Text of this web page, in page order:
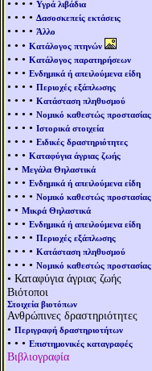
• • • • Υγρά λιβάδια
• • • • Δασοσκεπείς εκτάσεις
• • • • Άλλο
• • • Κατάλογος πτηνών
• • • Κατάλογος παρατηρήσεων
• • • Ενδημικά ή απειλούμενα είδη
• • • • Περιοχές εξάπλωσης
• • • • Κατάσταση πληθυσμού
• • • • Νομικό καθεστώς προστασίας
• • • • Ιστορικά στοιχεία
• • • • Ειδικές δραστηριότητες
• • • Καταφύγια άγριας ζωής
• • Μεγάλα Θηλαστικά
• • • Ενδημικά ή απειλούμενα είδη
• • • • Νομικό καθεστώς προστασίας
• • Μικρά Θηλαστικά
• • • Ενδημικά ή απειλούμενα είδη
• • • • Περιοχές εξάπλωσης
• • • • Κατάσταση πληθυσμού
• • • • Νομικό καθεστώς προστασίας
• Καταφύγια άγριας ζωής
Βιότοποι
Στοιχεία βιοτόπων
Ανθρώπινες δραστηριότητες
• Περιγραφή δραστηριοτήτων
• • • Επιστημονικές καταγραφές
Βιβλιογραφία